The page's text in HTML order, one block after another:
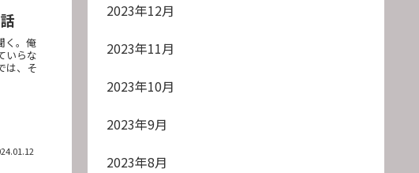
く。俺
いらな
は、そ
2023年12月
2023年11月
2023年10月
2023年9月
2023年8月